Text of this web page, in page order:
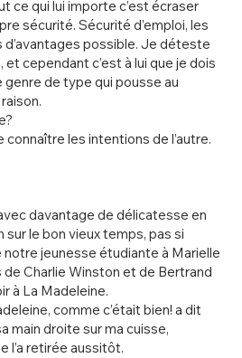
ce qui lui importe c’est écraser
sécurité. Sécurité d’emploi, les
d’avantages possible. Je déteste
et cependant c’est à lui que je dois
de type qui pousse au
connaître les intentions de l’autre.
davantage de délicatesse en
sur le bon vieux temps, pas si
notre jeunesse étudiante à Marielle
Charlie Winston et de Bertrand
à La Madeleine.
comme c’était bien! a dit
main droite sur ma cuisse,
l’a retirée aussitôt.